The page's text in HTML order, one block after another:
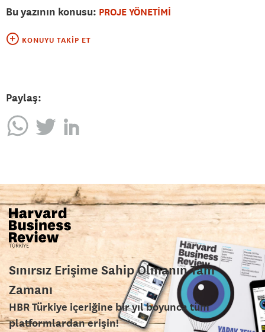
Bu yazının konusu: PROJE YÖNETİMİ
KONUYU TAKIP ET
Paylaş:
Sınırsız Erişime Sahip Olmanın Tam
Zamanı
HBR Türkiye içeriğine bir yıl boyunca tüm
platformlardan erişin!